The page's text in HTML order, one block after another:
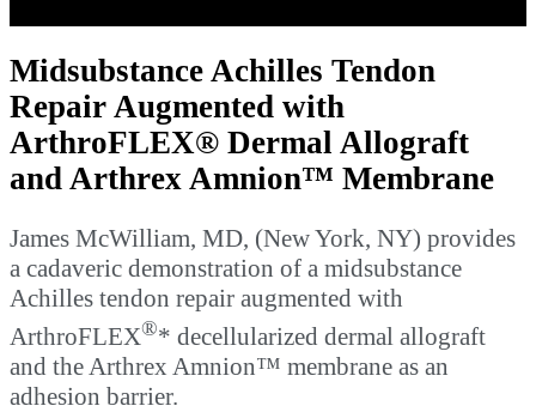
Video
Midsubstance Achilles Tendon
Repair Augmented with
ArthroFLEX® Dermal Allograft
and Arthrex Amnion™ Membrane
James McWilliam, MD, (New York, NY) provides
a cadaveric demonstration of a midsubstance
Achilles tendon repair augmented with
ArthroFLEX®* decellularized dermal allograft
and the Arthrex Amnion™ membrane as an
adhesion barrier.